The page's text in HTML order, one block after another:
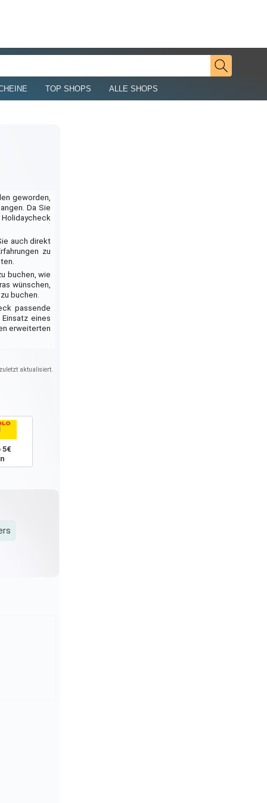
TOP SHOPS ALLE SHOPS
geworden,
Da Sie
auch direkt
zu
buchen, wie
wünschen,
buchen.
passende
eines
erweiterten
aktualisiert.